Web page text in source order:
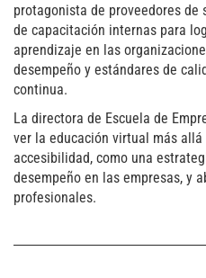
protagonista de proveedores de
de capacitación internas para
aprendizaje en las
desempeño y estándares de
continua.
La directora de Escuela de
ver la educación virtual más
accesibilidad, como una
desempeño en las empresas, y
profesionales.